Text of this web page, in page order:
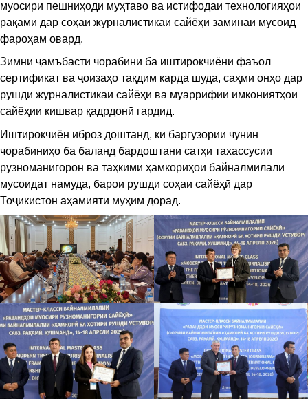
муосири пешниҳоди муҳтаво ва истифодаи технологияҳои
рақамӣ дар соҳаи журналистикаи сайёҳӣ заминаи мусоид
фароҳам овард.
Зимни ҷамъбасти чорабинӣ ба иштирокчиёни фаъол
сертификат ва ҷоизаҳо тақдим карда шуда, саҳми онҳо дар
рушди журналистикаи сайёҳӣ ва муаррифии имкониятҳои
сайёҳии кишвар қадрдонӣ гардид.
Иштирокчиён иброз доштанд, ки баргузории чунин
чорабиниҳо ба баланд бардоштани сатҳи тахассусии
рӯзноманигорон ва таҳкими ҳамкориҳои байналмилалӣ
мусоидат намуда, барои рушди соҳаи сайёҳӣ дар
Тоҷикистон аҳамияти муҳим дорад.